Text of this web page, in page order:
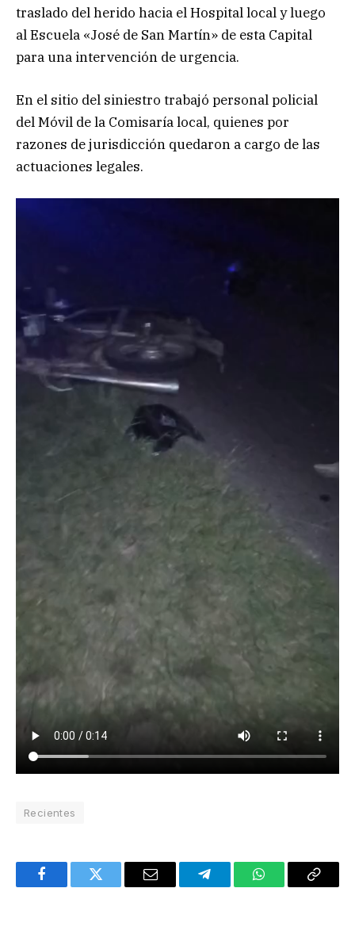
traslado del herido hacia el Hospital local y luego
al Escuela «José de San Martín» de esta Capital
para una intervención de urgencia.
En el sitio del siniestro trabajó personal policial
del Móvil de la Comisaría local, quienes por
razones de jurisdicción quedaron a cargo de las
actuaciones legales.
Recientes
FacebookTwitter Email TelegramWhatsAppCopy